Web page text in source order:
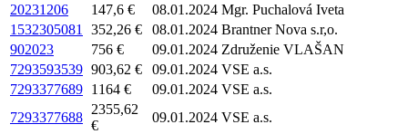
20231206
147,6 € 08.01.2024 Mgr. Puchalová Iveta
1532305081
352,26 € 08.01.2024 Brantner Nova s.r,o.
902023
756 € 09.01.2024 Združenie VLAŠAN
7293593539 903,62 € 09.01.2024 VSE a.s.
7293377689 1164 € 09.01.2024 VSE a.s.
7293377688
2355,62
€
09.01.2024 VSE a.s.